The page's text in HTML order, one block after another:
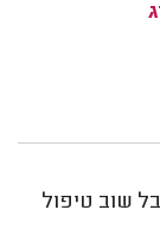
שוב טיפול